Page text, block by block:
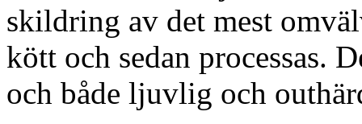
skildring av det mest
kött och sedan processas.
och både ljuvlig och